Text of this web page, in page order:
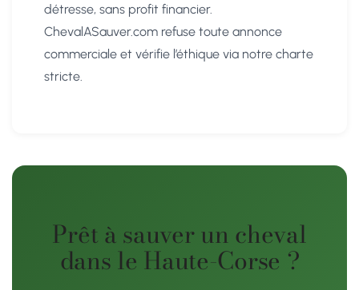
détresse, sans profit financier.
ChevalASauver.com refuse toute annonce
commerciale et vérifie l’éthique via notre charte
stricte.
Prêt à sauver un cheval
dans le Haute-Corse ?